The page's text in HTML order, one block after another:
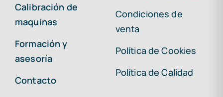
Calibración de
maquinas
Formación y
asesoría
Contacto
Condiciones de
venta
Política de Cookies
Política de Calidad